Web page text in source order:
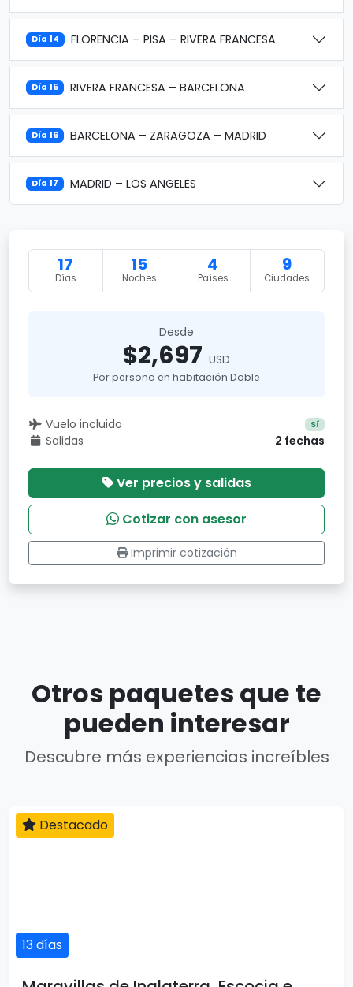
Día 14 FLORENCIA – PISA – RIVERA FRANCESA
Día 15 RIVERA FRANCESA – BARCELONA
Día 16 BARCELONA – ZARAGOZA – MADRID
Día 17 MADRID – LOS ANGELES
17
Días
15
Noches
4
Países
9
Ciudades
Desde
$2,697 USD
Por persona en habitación Doble
Vuelo incluido Sí
Salidas 2 fechas
Ver precios y salidas
Cotizar con asesor
Imprimir cotización
Otros paquetes que te
pueden interesar
Descubre más experiencias increíbles
13 días
Destacado